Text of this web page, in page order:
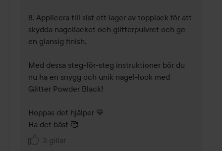
8. Applicera till sist ett lager av topplack för att
skydda nagellacket och glitterpulvret och ge
en glansig finish.
Med dessa steg-för-steg instruktioner bör du
nu ha en snygg och unik nagel-look med
Glitter Powder Black!
Hoppas det hjälper 💛
Ha det bäst 🥰
3 gillar